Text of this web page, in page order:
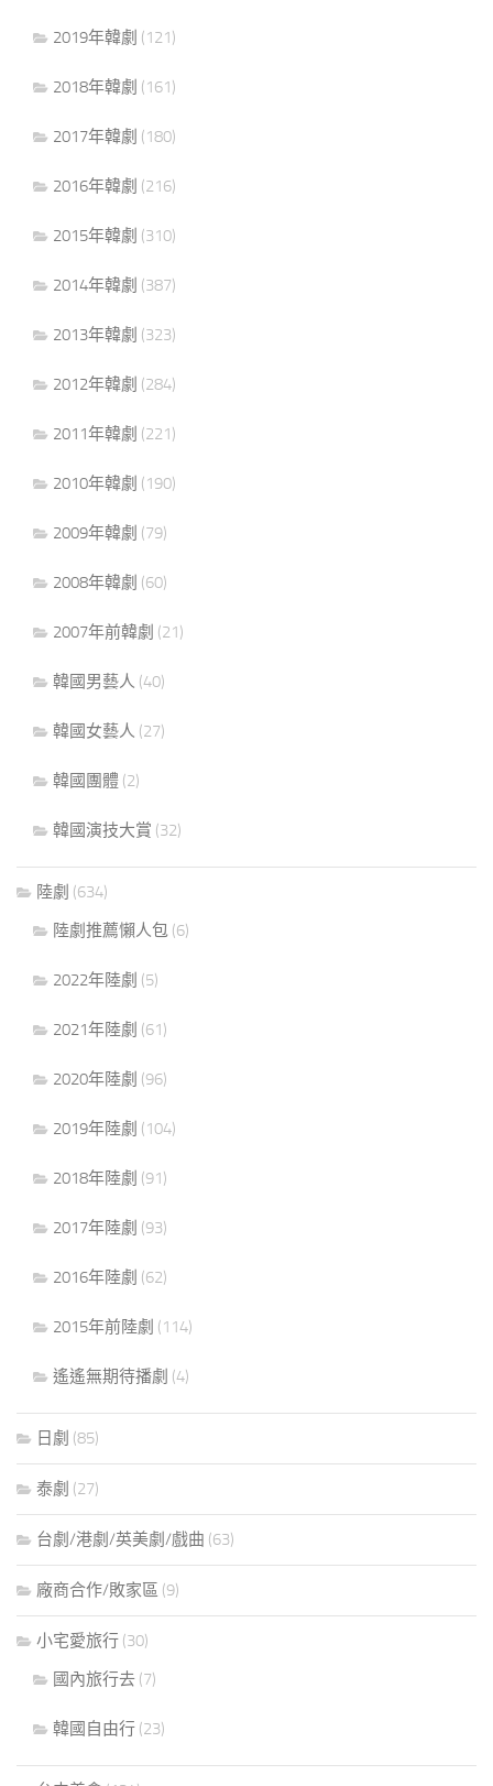
2019年韓劇 (121)
2018年韓劇 (161)
2017年韓劇 (180)
2016年韓劇 (216)
2015年韓劇 (310)
2014年韓劇 (387)
2013年韓劇 (323)
2012年韓劇 (284)
2011年韓劇 (221)
2010年韓劇 (190)
2009年韓劇 (79)
2008年韓劇 (60)
2007年前韓劇 (21)
韓國男藝人 (40)
韓國女藝人 (27)
韓國團體 (2)
韓國演技大賞 (32)
陸劇 (634)
陸劇推薦懶人包 (6)
2022年陸劇 (5)
2021年陸劇 (61)
2020年陸劇 (96)
2019年陸劇 (104)
2018年陸劇 (91)
2017年陸劇 (93)
2016年陸劇 (62)
2015年前陸劇 (114)
遙遙無期待播劇 (4)
日劇 (85)
泰劇 (27)
台劇/港劇/英美劇/戲曲 (63)
廠商合作/敗家區 (9)
小宅愛旅行 (30)
國內旅行去 (7)
韓國自由行 (23)